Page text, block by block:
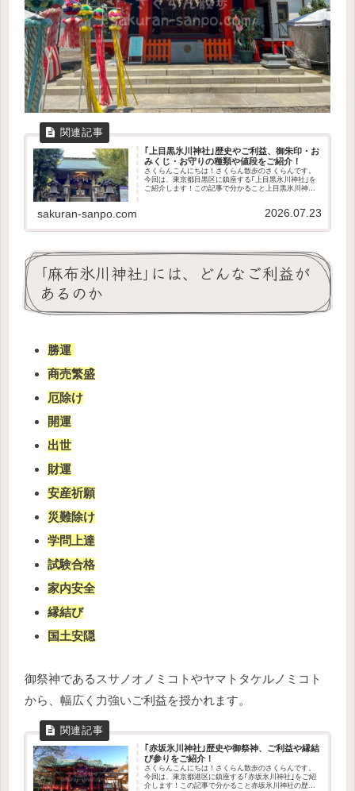
｢上目黒氷川神社｣歴史やご利益、御朱印・お
みくじ・お守りの種類や値段をご紹介！
さくらんこんにちは！さくらん散歩のさくらんです。
今回は、東京都目黒区に鎮座する｢上目黒氷川神社｣を
ご紹介します！この記事で分かること上目黒氷川神社
sakuran-sanpo.com 2026.07.23
｢麻布氷川神社｣には、どんなご利益が
あるのか
勝運
商売繁盛
厄除け
開運
出世
財運
安産祈願
災難除け
学問上達
試験合格
家内安全
縁結び
国土安隠
御祭神であるスサノオノミコトやヤマトタケルノミコト
から、幅広く力強いご利益を授かれます。
｢赤坂氷川神社｣歴史や御祭神、ご利益や縁結
び参りをご紹介！
さくらんこんにちは！さくらん散歩のさくらんです。
今回は、東京都港区に鎮座する｢赤坂氷川神社｣をご紹
介します！この記事で分かること赤坂氷川神社の歴史